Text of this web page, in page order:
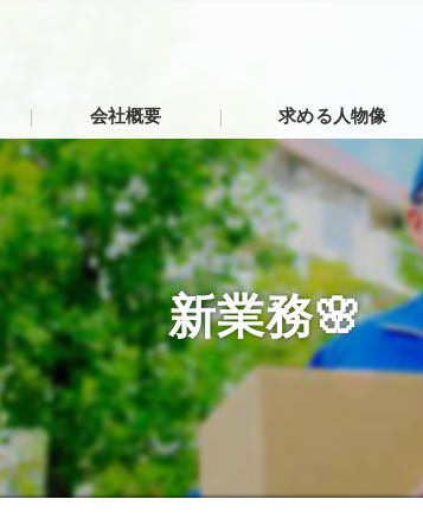
会社概要
代表挨拶
ビジョン
事業案内
求める人物像
新業務🌸